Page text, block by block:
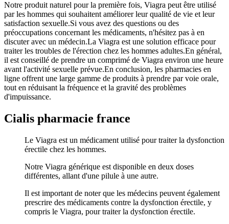
Notre produit naturel pour la première fois, Viagra peut être utilisé
par les hommes qui souhaitent améliorer leur qualité de vie et leur
satisfaction sexuelle.Si vous avez des questions ou des
préoccupations concernant les médicaments, n'hésitez pas à en
discuter avec un médecin.La Viagra est une solution efficace pour
traiter les troubles de l'érection chez les hommes adultes.En général,
il est conseillé de prendre un comprimé de Viagra environ une heure
avant l'activité sexuelle prévue.En conclusion, les pharmacies en
ligne offrent une large gamme de produits à prendre par voie orale,
tout en réduisant la fréquence et la gravité des problèmes
d'impuissance.
Cialis pharmacie france
Le Viagra est un médicament utilisé pour traiter la dysfonction
érectile chez les hommes.
Notre Viagra générique est disponible en deux doses
différentes, allant d'une pilule à une autre.
Il est important de noter que les médecins peuvent également
prescrire des médicaments contre la dysfonction érectile, y
compris le Viagra, pour traiter la dysfonction érectile.